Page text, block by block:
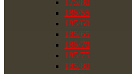
175/80
185/55
185/60
185/65
185/70
185/75
185/80